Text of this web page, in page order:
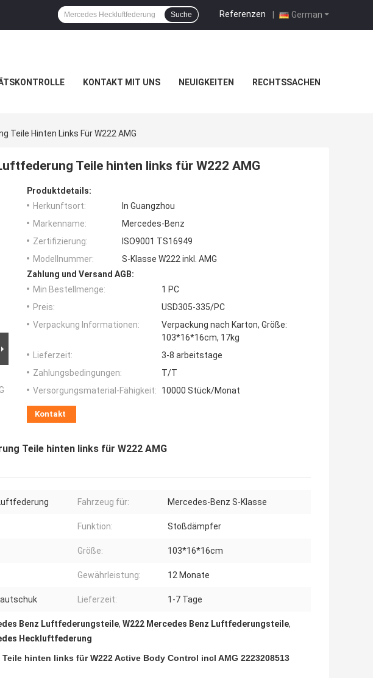
German
Referenzen |
Suche
KONTAKT MIT UNS NEUIGKEITEN RECHTSSACHEN
Teile Hinten Links Für W222 AMG
Teile hinten links für W222 AMG
Produktdetails:
Herkunftsort:
In Guangzhou
Markenname:
Mercedes-Benz
Zertifizierung:
ISO9001 TS16949
Modellnummer:
S-Klasse W222 inkl. AMG
Zahlung und Versand AGB:
Min Bestellmenge:
1 PC
Preis:
USD305-335/PC
Verpackung Informationen:
Verpackung nach Karton, Größe:
103*16*16cm, 17kg
Lieferzeit:
3-8 arbeitstage
Zahlungsbedingungen:
T/T
Versorgungsmaterial-Fähigkeit:
10000 Stück/Monat
Kontakt
Teile hinten links für W222 AMG
Fahrzeug für: Mercedes-Benz S-Klasse
Funktion: Stoßdämpfer
Größe: 103*16*16cm
Gewährleistung: 12 Monate
Lieferzeit: 1-7 Tage
Benz Luftfederungsteile, W222 Mercedes Benz Luftfederungsteile,
Heckluftfederung
hinten links für W222 Active Body Control incl AMG 2223208513